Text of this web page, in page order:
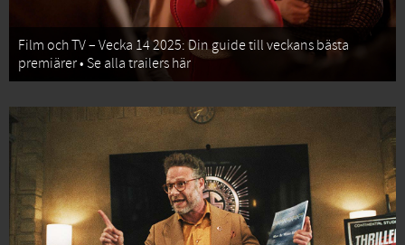
Film och TV – Vecka 14 2025: Din guide till veckans bästa
premiärer • Se alla trailers här